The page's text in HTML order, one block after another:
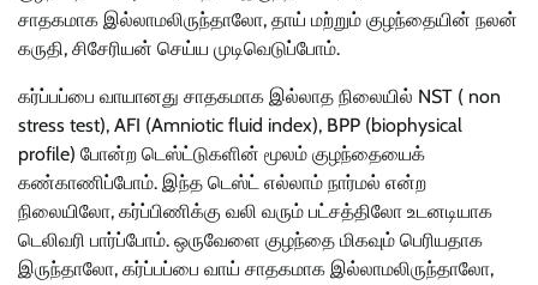
சாதகமாக இல்லாமலிருந்தாலோ, தாய் மற்றும் குழந்தையின் நலன்
கருதி, சிசேரியன் செய்ய முடிவெடுப்போம்.
கர்ப்பப்பை வாயானது சாதகமாக இல்லாத நிலையில் NST ( non
stress test), AFI (Amniotic fluid index), BPP (biophysical
profile) போன்ற டெஸ்ட்டுகளின் மூலம் குழந்தையைக்
கண்காணிப்போம். இந்த டெஸ்ட் எல்லாம் நார்மல் என்ற
நிலையிலோ, கர்ப்பிணிக்கு வலி வரும் பட்சத்திலோ உடனடியாக
டெலிவரி பார்ப்போம். ஒருவேளை குழந்தை மிகவும் பெரியதாக
இருந்தாலோ, கர்ப்பப்பை வாய் சாதகமாக இல்லாமலிருந்தாலோ,